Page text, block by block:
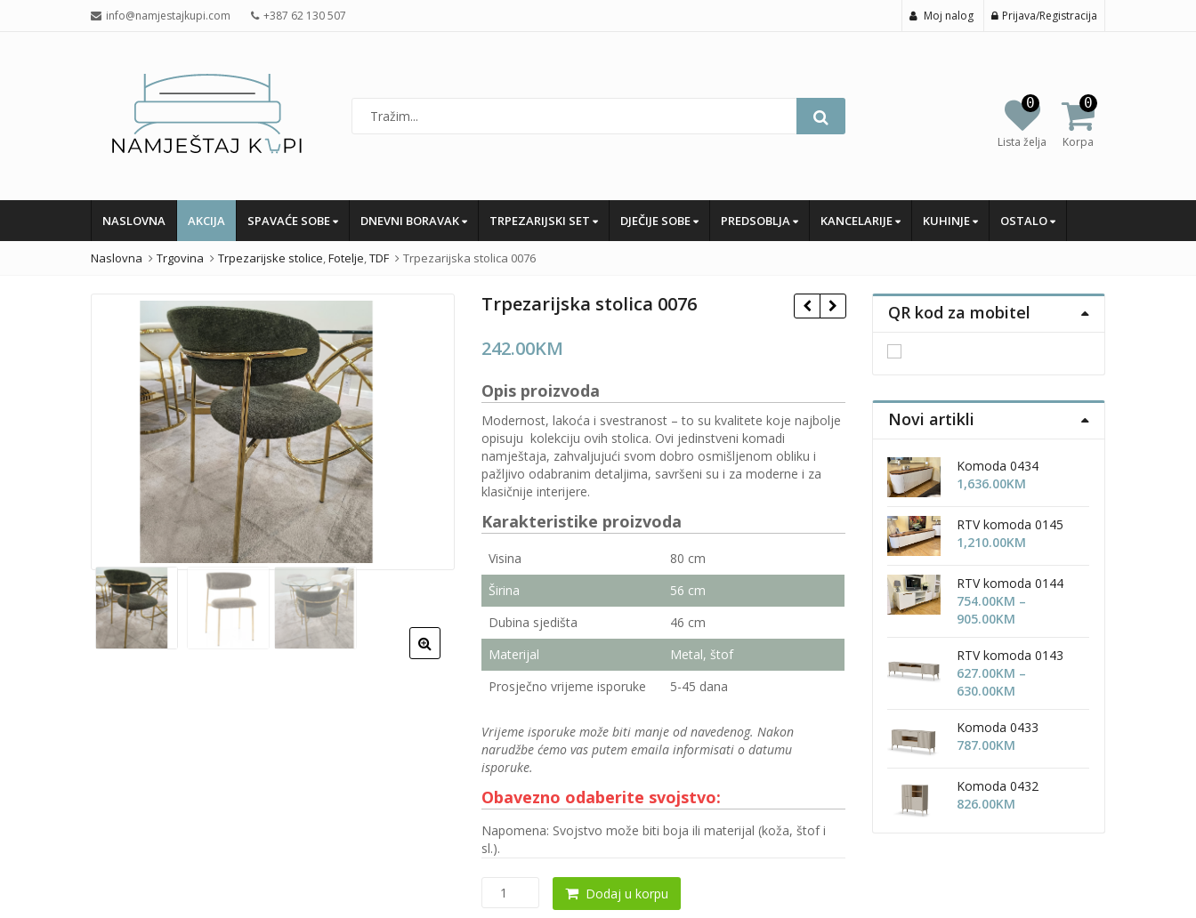
info@namjestajkupi.com +387 62 130 507 Moj nalog Prijava/Registracija
0
Lista želja
0
Korpa
NASLOVNA AKCIJA SPAVAĆE SOBE DNEVNI BORAVAK TRPEZARIJSKI SET DJEČIJE SOBE PREDSOBLJA KANCELARIJE KUHINJE OSTALO
Naslovna Trgovina Trpezarijske stolice,Fotelje,TDF Trpezarijska stolica 0076
Trpezarijska stolica 0076
242.00KM
Opis proizvoda
Modernost, lakoća i svestranost – to su kvalitete koje najbolje
opisuju kolekciju ovih stolica. Ovi jedinstveni komadi
namještaja, zahvaljujući svom dobro osmišljenom obliku i
pažljivo odabranim detaljima, savršeni su i za moderne i za
klasičnije interijere.
Karakteristike proizvoda
Visina
80 cm
Širina
56 cm
Dubina sjedišta
46 cm
Materijal
Metal, štof
Prosječno vrijeme isporuke
5-45 dana
Vrijeme isporuke može biti manje od navedenog. Nakon
narudžbe ćemo vas putem emaila informisati o datumu
isporuke.
Obavezno odaberite svojstvo:
Napomena: Svojstvo može biti boja ili materijal (koža, štof i
sl.).
Trpezarijska
stolica
Dodaj u korpu
QR kod za mobitel
Novi artikli
Komoda 0434
1,636.00KM
RTV komoda 0145
1,210.00KM
RTV komoda 0144
754.00KM –
905.00KM
754.00KM
through
RTV komoda 0143
627.00KM –
630.00KM
627.00KM
Komoda 0433
787.00KM
Komoda 0432
826.00KM